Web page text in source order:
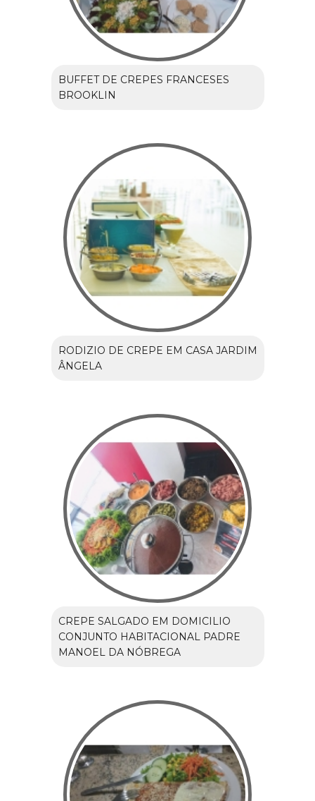
BUFFET DE CREPES FRANCESES
BROOKLIN
RODIZIO DE CREPE EM CASA JARDIM
ÂNGELA
CREPE SALGADO EM DOMICILIO
CONJUNTO HABITACIONAL PADRE
MANOEL DA NÓBREGA